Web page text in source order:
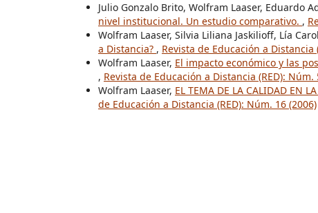
Julio Gonzalo Brito, Wolfram Laaser, Eduardo
nivel institucional. Un estudio comparativo. ,
Wolfram Laaser, Silvia Liliana Jaskilioff, Lía
a Distancia? , Revista de Educación a Distancia
Wolfram Laaser, El impacto económico y las
, Revista de Educación a Distancia (RED): Núm.
Wolfram Laaser, EL TEMA DE LA CALIDAD EN
de Educación a Distancia (RED): Núm. 16 (2006)